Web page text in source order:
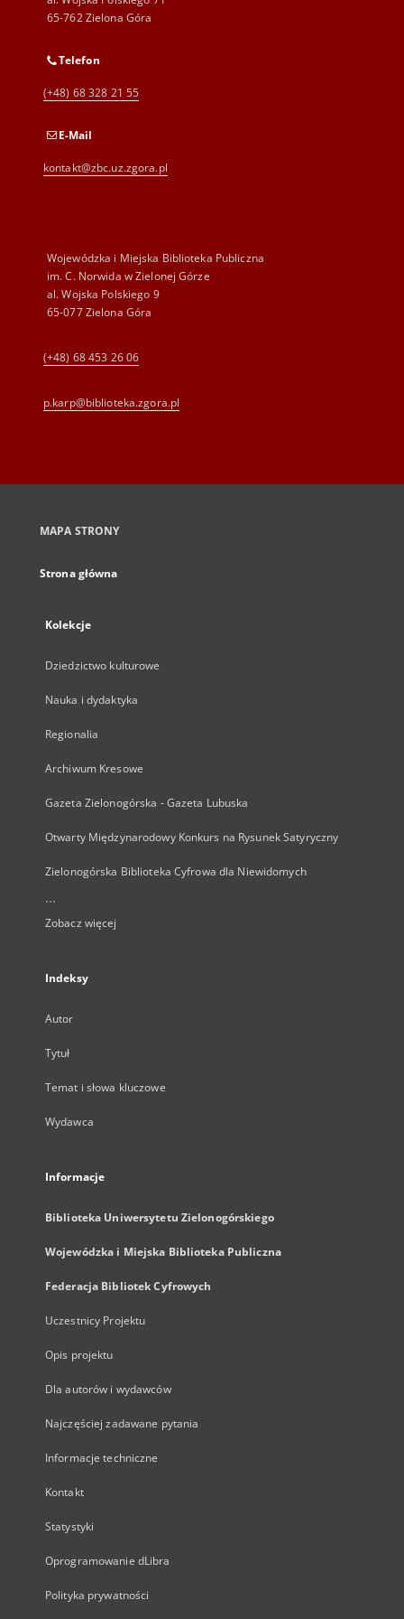
65-762 Zielona Góra
Telefon
(+48) 68 328 21 55
E-Mail
kontakt@zbc.uz.zgora.pl
Wojewódzka i Miejska Biblioteka Publiczna
im. C. Norwida w Zielonej Górze
al. Wojska Polskiego 9
65-077 Zielona Góra
(+48) 68 453 26 06
p.karp@biblioteka.zgora.pl
MAPA STRONY
Strona główna
Kolekcje
Dziedzictwo kulturowe
Nauka i dydaktyka
Regionalia
Archiwum Kresowe
Gazeta Zielonogórska - Gazeta Lubuska
Otwarty Międzynarodowy Konkurs na Rysunek Satyryczny
Zielonogórska Biblioteka Cyfrowa dla Niewidomych
...
Zobacz więcej
Indeksy
Autor
Tytuł
Temat i słowa kluczowe
Wydawca
Informacje
Biblioteka Uniwersytetu Zielonogórskiego
Wojewódzka i Miejska Biblioteka Publiczna
Federacja Bibliotek Cyfrowych
Uczestnicy Projektu
Opis projektu
Dla autorów i wydawców
Najczęściej zadawane pytania
Informacje techniczne
Kontakt
Statystyki
Oprogramowanie dLibra
Polityka prywatności